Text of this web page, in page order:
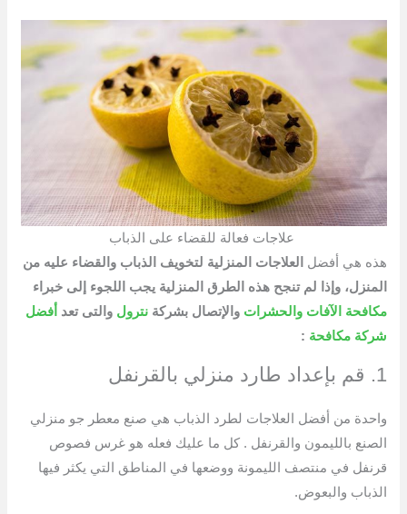
علاجات فعالة للقضاء على الذباب
هذه هي أفضل
العلاجات المنزلية لتخويف الذباب والقضاء عليه من
المنزل، وإذا لم تنجح هذه الطرق المنزلية يجب اللجوء إلى خبراء
مكافحة الآفات والحشرات والإتصال بشركةنترول والتى تعد أفضل
شركة مكافحة :
1. قم بإعداد طارد منزلي بالقرنفل
واحدة من أفضل العلاجات لطرد الذباب هي صنع معطر جو منزلي
الصنع بالليمون والقرنفل . كل ما عليك فعله هو غرس فصوص
قرنفل في منتصف الليمونة ووضعها في المناطق التي يكثر فيها
الذباب والبعوض.